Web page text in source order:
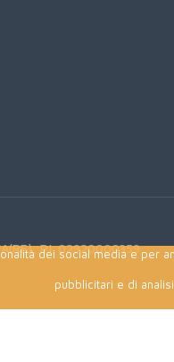
P.I. 02920000359
dei social media e
pubblicitari e di